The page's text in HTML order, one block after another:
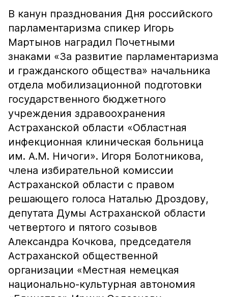
В канун празднования Дня российского
парламентаризма спикер Игорь
Мартынов наградил Почетными
знаками «За развитие парламентаризма
и гражданского общества» начальника
отдела мобилизационной подготовки
государственного бюджетного
учреждения здравоохранения
Астраханской области «Областная
инфекционная клиническая больница
им. А.М. Ничоги». Игоря Болотникова,
члена избирательной комиссии
Астраханской области с правом
решающего голоса Наталью Дроздову,
депутата Думы Астраханской области
четвертого и пятого созывов
Александра Кочкова, председателя
Астраханской общественной
организации «Местная немецкая
национально-культурная автономия